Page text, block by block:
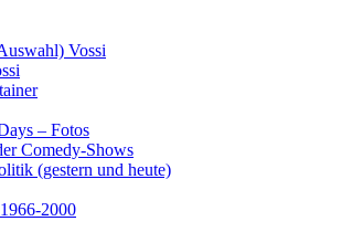
Vossi
– Fotos
Comedy-Shows
(gestern und heute)
2000